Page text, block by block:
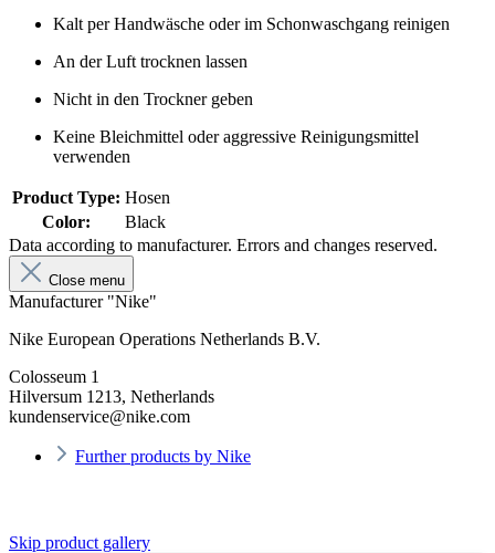
Kalt per Handwäsche oder im Schonwaschgang reinigen
An der Luft trocknen lassen
Nicht in den Trockner geben
Keine Bleichmittel oder aggressive Reinigungsmittel
verwenden
Product Type: Hosen
Color:
Black
Data according to manufacturer. Errors and changes reserved.
Close menu
Manufacturer "Nike"
Nike European Operations Netherlands B.V.
Colosseum 1
Hilversum 1213, Netherlands
kundenservice@nike.com
Further products by Nike
Skip product gallery